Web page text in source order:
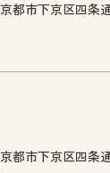
市下京区四条
市下京区四条